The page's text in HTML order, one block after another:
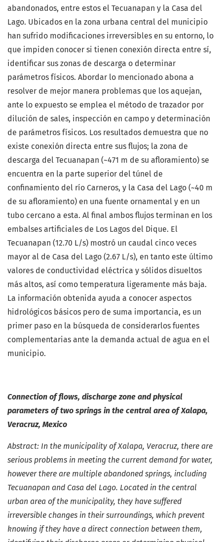
abandonados, entre estos el Tecuanapan y la Casa del
Lago. Ubicados en la zona urbana central del municipio
han sufrido modificaciones irreversibles en su entorno, lo
que impiden conocer si tienen conexión directa entre sí,
identificar sus zonas de descarga o determinar
parámetros físicos. Abordar lo mencionado abona a
resolver de mejor manera problemas que los aquejan,
ante lo expuesto se emplea el método de trazador por
dilución de sales, inspección en campo y determinación
de parámetros físicos. Los resultados demuestra que no
existe conexión directa entre sus flujos; la zona de
descarga del Tecuanapan (~471 m de su afloramiento) se
encuentra en la parte superior del túnel de
confinamiento del río Carneros, y la Casa del Lago (~40 m
de su afloramiento) en una fuente ornamental y en un
tubo cercano a esta. Al final ambos flujos terminan en los
embalses artificiales de Los Lagos del Dique. El
Tecuanapan (12.70 L/s) mostró un caudal cinco veces
mayor al de Casa del Lago (2.67 L/s), en tanto este último
valores de conductividad eléctrica y sólidos disueltos
más altos, así como temperatura ligeramente más baja.
La información obtenida ayuda a conocer aspectos
hidrológicos básicos pero de suma importancia, es un
primer paso en la búsqueda de considerarlos fuentes
complementarias ante la demanda actual de agua en el
municipio.
Connection of flows, discharge zone and physical
parameters of two springs in the central area of Xalapa,
Veracruz, Mexico
Abstract: In the municipality of Xalapa, Veracruz, there are
serious problems in meeting the current demand for water,
however there are multiple abandoned springs, including
Tecuanapan and Casa del Lago. Located in the central
urban area of the municipality, they have suffered
irreversible changes in their surroundings, which prevent
knowing if they have a direct connection between them,